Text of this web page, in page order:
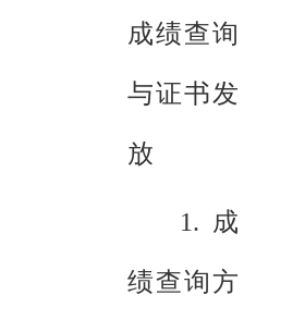
成绩查询
与证书发
放
1.成
绩查询方